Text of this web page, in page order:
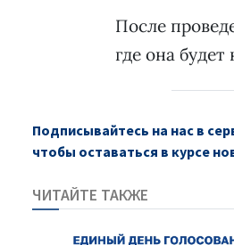
После
где она
Подписывайтесь на нас в
чтобы оставаться в курсе
ЧИТАЙТЕ ТАКЖЕ